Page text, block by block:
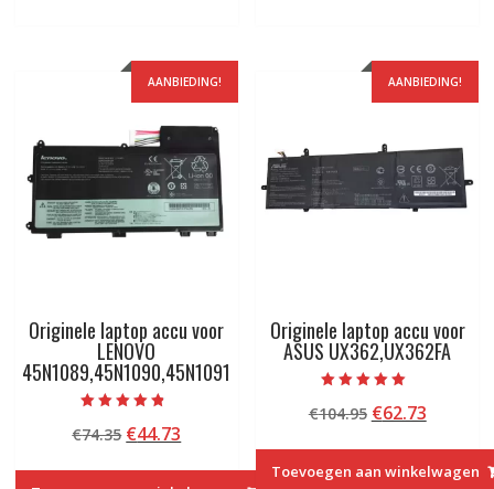
AANBIEDING!
Originele laptop accu voor
LENOVO
45N1089,45N1090,45N1091
met
4.50
€74.35 Oorspronkelijke
was:
€44.73
is:
AANBIEDING!
Originele laptop accu voor
ASUS UX362,UX362FA
5.00
van 5
€104.95
was:
€62.73Huidige
is:
Toevoegen aan winkelwagen